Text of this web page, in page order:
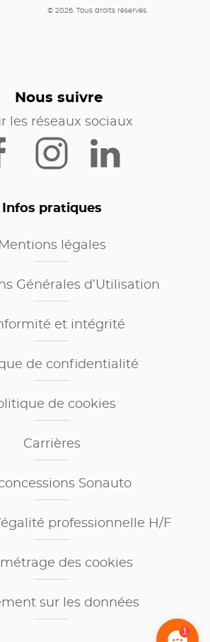
© 2026. Tous droits réservés.
Nous suivre
les réseaux sociaux
Infos pratiques
Mentions légales
Générales d’Utilisation
et intégrité
de confidentialité
de cookies
Carrières
Sonauto
professionnelle H/F
des cookies
sur les données
1